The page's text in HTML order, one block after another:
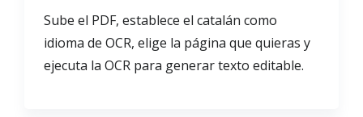
Sube el PDF, establece el catalán como
idioma de OCR, elige la página que quieras y
ejecuta la OCR para generar texto editable.